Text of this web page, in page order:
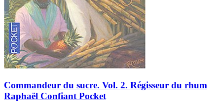
Commandeur du sucre. Vol. 2. Régisseur du rhum
Raphaël Confiant Pocket